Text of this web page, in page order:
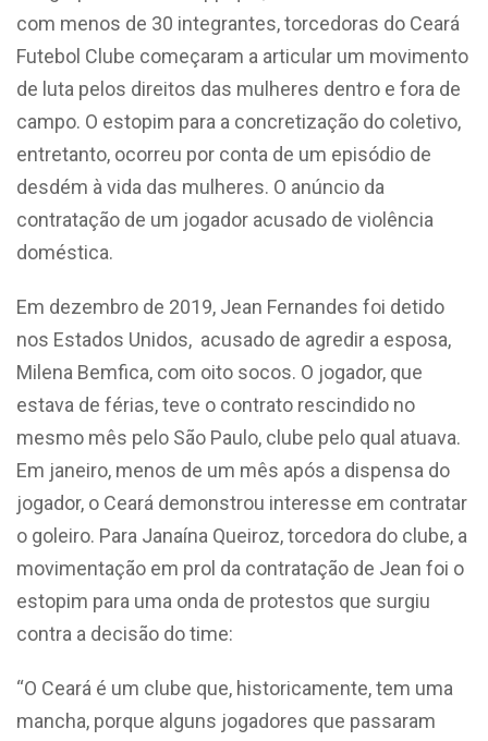
com menos de 30 integrantes, torcedoras do Ceará
Futebol Clube começaram a articular um movimento
de luta pelos direitos das mulheres dentro e fora de
campo. O estopim para a concretização do coletivo,
entretanto, ocorreu por conta de um episódio de
desdém à vida das mulheres. O anúncio da
contratação de um jogador acusado de violência
doméstica.
Em dezembro de 2019, Jean Fernandes foi detido
nos Estados Unidos, acusado de agredir a esposa,
Milena Bemfica, com oito socos. O jogador, que
estava de férias, teve o contrato rescindido no
mesmo mês pelo São Paulo, clube pelo qual atuava.
Em janeiro, menos de um mês após a dispensa do
jogador, o Ceará demonstrou interesse em contratar
o goleiro. Para Janaína Queiroz, torcedora do clube, a
movimentação em prol da contratação de Jean foi o
estopim para uma onda de protestos que surgiu
contra a decisão do time:
“O Ceará é um clube que, historicamente, tem uma
mancha, porque alguns jogadores que passaram